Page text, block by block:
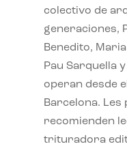
colectivo de
generaciones,
Benedito,
Pau Sarquella
operan desde
Barcelona. Les
recomienden
trituradora